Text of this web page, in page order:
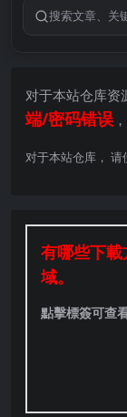
搜索关键词
对于本站仓库资
端/密码错误
对于本站仓库， 请
有哪些下
域。
點擊標簽可查